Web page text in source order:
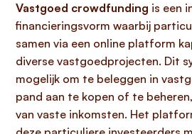
Vastgoed crowdfunding is een
financieringsvorm waarbij
samen via een online platform
diverse vastgoedprojecten. Dit
mogelijk om te beleggen in
pand aan te kopen of te
van vaste inkomsten. Het